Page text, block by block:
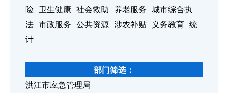
险 卫生健康 社会救助 养老服务 城市综合执
法 市政服务 公共资源 涉农补贴 义务教育 统
计
部门筛选：
洪江市应急管理局